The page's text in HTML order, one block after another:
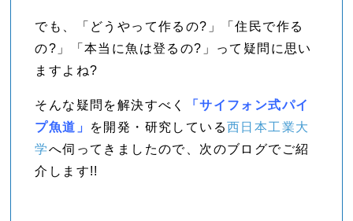
でも、「どうやって作るの?」「住民で作る
の?」「本当に魚は登るの?」って疑問に思い
ますよね?
そんな疑問を解決すべく
「サイフォン式パイ
プ魚道」
を開発・研究している西日本工業大
学へ伺ってきましたので、次のブログでご紹
介します!!